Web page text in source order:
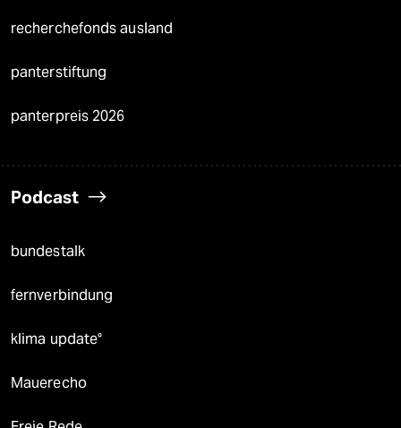
recherchefonds ausland
panterstiftung
panterpreis 2026
Podcast
bundestalk
fernverbindung
klima update°
Mauerecho